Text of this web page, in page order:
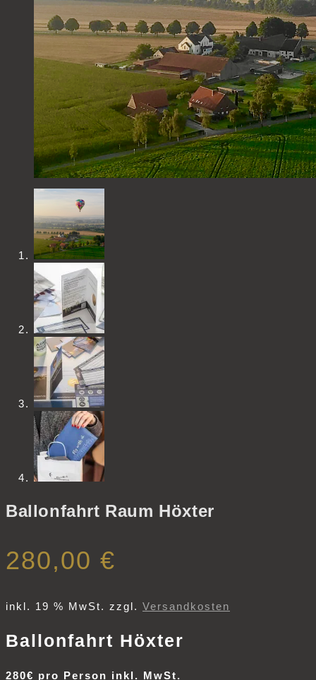
Ballonfahrt Raum Höxter
280,00 €
inkl. 19 % MwSt. zzgl. Versandkosten
Ballonfahrt Höxter
280€ pro Person inkl. MwSt.